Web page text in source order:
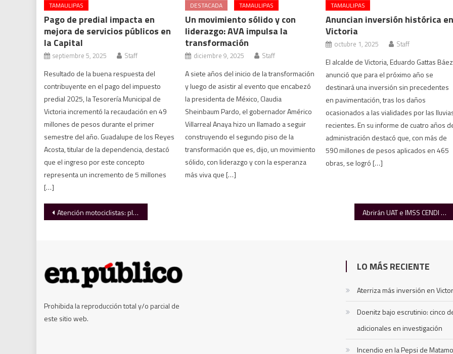
TAMAULIPAS
Pago de predial impacta en
mejora de servicios públicos en
la Capital
septiembre 5, 2025 Staff
Resultado de la buena respuesta del
contribuyente en el pago del impuesto
predial 2025, la Tesorería Municipal de
Victoria incrementó la recaudación en 49
millones de pesos durante el primer
semestre del año. Guadalupe de los Reyes
Acosta, titular de la dependencia, destacó
que el ingreso por este concepto
representa un incremento de 5 millones
[…]
DESTACADA TAMAULIPAS
Un movimiento sólido y con
liderazgo: AVA impulsa la
transformación
diciembre 9, 2025 Staff
A siete años del inicio de la transformación
y luego de asistir al evento que encabezó
la presidenta de México, Claudia
Sheinbaum Pardo, el gobernador Américo
Villarreal Anaya hizo un llamado a seguir
construyendo el segundo piso de la
transformación que es, dijo, un movimiento
sólido, con liderazgo y con la esperanza
más viva que […]
TAMAULIPAS
Anuncian inversión histórica
Victoria
octubre 1, 2025 Staff
El alcalde de Victoria, Eduardo Gattas
anunció que para el próximo año se
destinará una inversión sin precedentes
en pavimentación, tras los daños
ocasionados a las vialidades por las
recientes. En su informe de cuatro años
administración destacó que, con más de
590 millones de pesos aplicados en 465
obras, se logró […]
Navegación
Atención motociclistas: plazo de regularización de placas en Tamaulipas expira el 30 de septiembre Abrirán UAT e IMSS CENDI en N. Laredo
Prohibida la reproducción total y/o parcial de
este sitio web.
LO MÁS RECIENTE
Aterriza más inversión en
Doenitz bajo escrutinio: cinco
adicionales en investigación
Incendio en la Pepsi de